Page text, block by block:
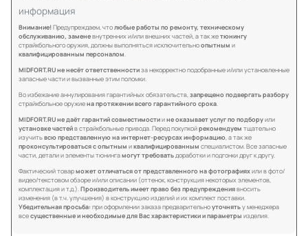
информация
Внимание!Предупреждаем, чтолюбые работы по ремонту, техническому
обслуживанию, заменевнутренних и/или внешних частей, а так жетюнингу
страйкбольного оружия, должны выполняться исключительноопытным и
квалифицированным персоналом.
MIDFORT.RU не несёт ответственностиза некорректно подобранные и/или установленные
запасные части и вызванные этим поломки.
Во избежание аннулирования гарантийных обязательств,запрещено подвергать разбору
страйкбольное оружиена протяжении всего гарантийного срока.
MIDFORT.RU не даёт гарантий совместимостиине оказывает услуг по подборуили
установке частейв страйкбольные привода. Перед покупкойрекомендуем тщательно
изучитьвсю представленную на интернет-ресурсах информацию, а так же
проконсультироваться с опытным иквалифицированным специалистом. Все запасные
части, детали и элементы тюнингамогут требоватьдоработки и подгонки друг к другу.
Фактический товарможет отличаться от представленного на фотографияхили в фото/
видео/текстовом обзоре и/или описании (оттенок, конструкция некоторых элементов,
комплектация и т.д.).Производитель имеет право без предупреждениявносить
изменения (в т.ч. улучшения) в конструкцию изделий и их комплект поставки.
Убедительная просьба: при оформлении заказа предварительноуточнятьу менеджера
всесущественные и необходимые для Вас характеристики и параметры изделия.